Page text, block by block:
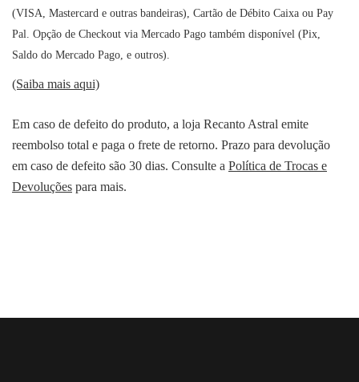
(VISA, Mastercard e outras bandeiras), Cartão de Débito Caixa ou Pay
Pal. Opção de Checkout via Mercado Pago também disponível (Pix,
Saldo do Mercado Pago, e outros).
(Saiba mais aqui)
Em caso de defeito do produto, a loja Recanto Astral emite
reembolso total e paga o frete de retorno. Prazo para devolução
em caso de defeito são 30 dias. Consulte a Política de Trocas e
Devoluções para mais.